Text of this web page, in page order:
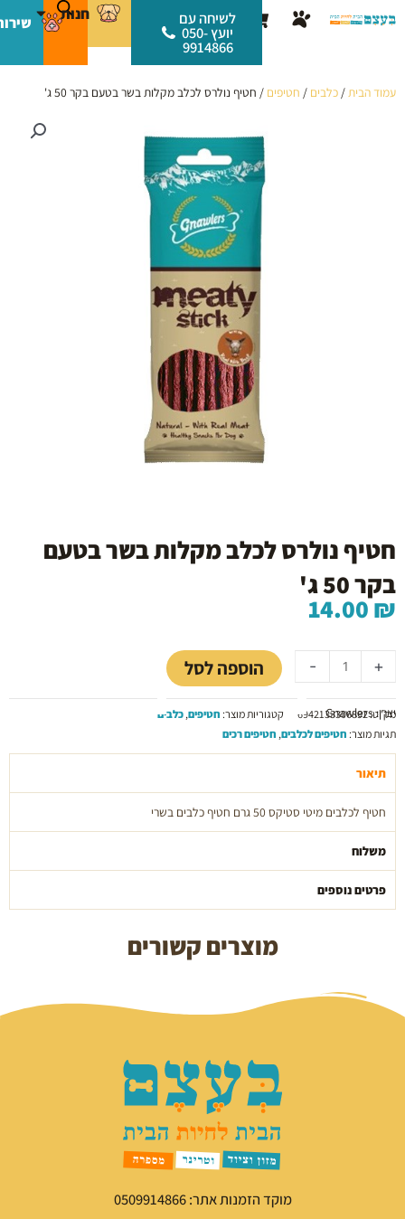
לתוכן
עגלת
קניות
לשיחה עם
יועץ 050-
9914866
חנות
עמוד הבית/ כלבים / חטיפים / חטיף נולרס לכלב מקלות בשר בטעם בקר 50 ג'
חטיף נולרס לכלב מקלות בשר בטעם
בקר 50 ג'
14.00₪
-
של
חטיף
לכלב
מקלות
בשר
בקר
50
ג'
+ הוספה לסל
יצרן: Gnawlers
מק"ט:6942133306892 קטגוריות מוצר: חטיפים,כלבים
תגיות מוצר: חטיפים לכלבים, חטיפים רכים
תיאור
חטיף לכלבים מיטי סטיקס 50 גרם חטיף כלבים בשרי
משלוח
פרטים נוספים
מוצרים קשורים
מוקד הזמנות אתר: 0509914866